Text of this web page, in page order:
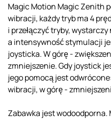
Magic Motion Magic Zenith
wibracji, każdy tryb ma 4
i przełączyć tryby,
a intensywność stymulacji
joysticka. W górę -
zmniejszenie. Gdy joystick
jego pomocą jest
wibracji, w górę -
Zabawka jest wodoodporna.